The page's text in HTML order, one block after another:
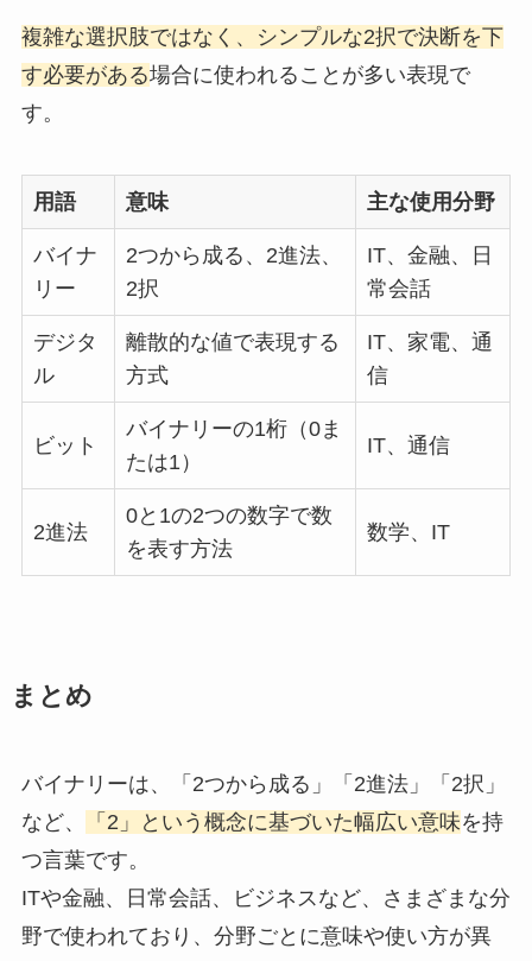
複雑な選択肢ではなく、シンプルな2択で決断を下
す必要がある場合に使われることが多い表現で
す。
用語 意味 主な使用分野
バイナ
リー
2つから成る、2進法、
2択
IT、金融、日
常会話
デジタ
ル
離散的な値で表現する
方式
IT、家電、通
信
ビット
バイナリーの1桁（0ま
たは1）
IT、通信
2進法
0と1の2つの数字で数
を表す方法
数学、IT
まとめ
バイナリーは、「2つから成る」「2進法」「2択」
など、
「2」という概念に基づいた幅広い意味を持
つ言葉です。
ITや金融、日常会話、ビジネスなど、さまざまな分
野で使われており、分野ごとに意味や使い方が異